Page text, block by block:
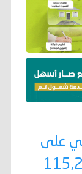
على
شهيدا و 115,225